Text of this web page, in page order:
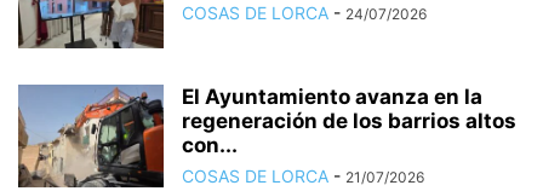
COSAS DE LORCA - 24/07/2026
El Ayuntamiento avanza en la
regeneración de los barrios altos
con...
COSAS DE LORCA - 21/07/2026